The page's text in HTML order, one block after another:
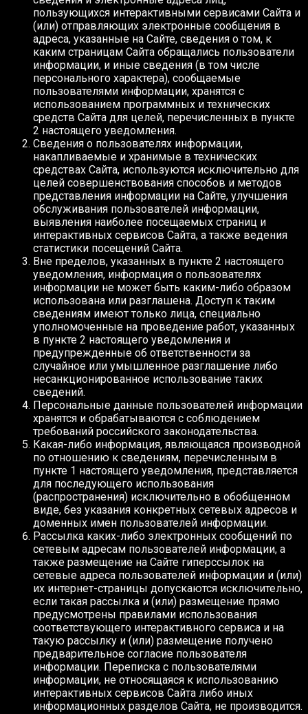
пользующихся интерактивными сервисами Сайта и
(или) отправляющих электронные сообщения в
адреса, указанные на Сайте, сведения о том, к
каким страницам Сайта обращались пользователи
информации, и иные сведения (в том числе
персонального характера), сообщаемые
пользователями информации, хранятся с
использованием программных и технических
средств Сайта для целей, перечисленных в пункте
2 настоящего уведомления.
Сведения о пользователях информации,
накапливаемые и хранимые в технических
средствах Сайта, используются исключительно для
целей совершенствования способов и методов
представления информации на Сайте, улучшения
обслуживания пользователей информации,
выявления наиболее посещаемых страниц и
интерактивных сервисов Сайта, а также ведения
статистики посещений Сайта.
Вне пределов, указанных в пункте 2 настоящего
уведомления, информация о пользователях
информации не может быть каким-либо образом
использована или разглашена. Доступ к таким
сведениям имеют только лица, специально
уполномоченные на проведение работ, указанных
в пункте 2 настоящего уведомления и
предупрежденные об ответственности за
случайное или умышленное разглашение либо
несанкционированное использование таких
сведений.
Персональные данные пользователей информации
хранятся и обрабатываются с соблюдением
требований российского законодательства.
Какая-либо информация, являющаяся производной
по отношению к сведениям, перечисленным в
пункте 1 настоящего уведомления, представляется
для последующего использования
(распространения) исключительно в обобщенном
виде, без указания конкретных сетевых адресов и
доменных имен пользователей информации.
Рассылка каких-либо электронных сообщений по
сетевым адресам пользователей информации, а
также размещение на Сайте гиперссылок на
сетевые адреса пользователей информации и (или)
их интернет-страницы допускаются исключительно,
если такая рассылка и (или) размещение прямо
предусмотрены правилами использования
соответствующего интерактивного сервиса и на
такую рассылку и (или) размещение получено
предварительное согласие пользователя
информации. Переписка с пользователями
информации, не относящаяся к использованию
интерактивных сервисов Сайта либо иных
информационных разделов Сайта, не производится.